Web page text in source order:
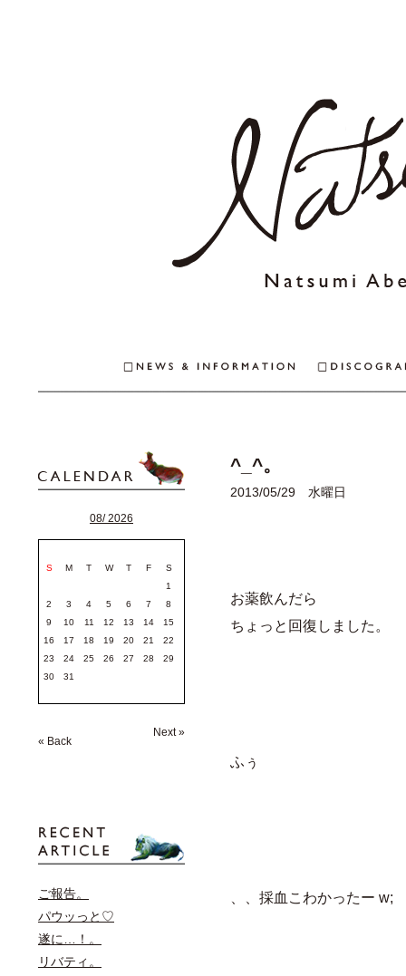
08/ 2026
S M T W T F
S
1
2
3 4 5 6 7
8
9
10 11 12 13 14
15
16
17 18 19 20 21
22
23
24 25 26 27 28
29
30
31
« Back
Next »
ご報告。
パウッっと♡
遂に…！。
リバティ。
^_^。
2013/05/29 水曜日
お薬飲んだら
ちょっと回復しました。
ふぅ
、、採血こわかったー w;